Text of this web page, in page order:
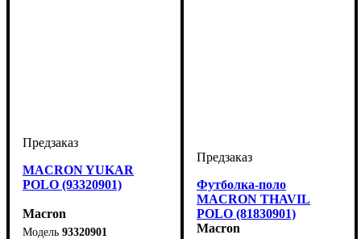
MACRON YUKAR
POLO (93320901)
Macron
93320901
Футболка-поло
MACRON THAVIL
POLO (81830901)
Macron